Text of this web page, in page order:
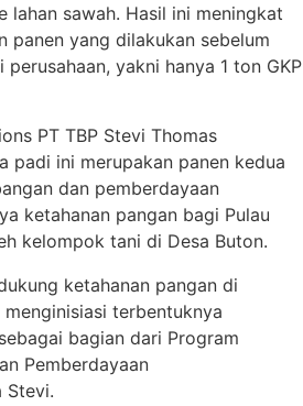
lahan sawah. Hasil ini meningkat
panen yang dilakukan sebelum
yakni hanya 1 ton GKP
PT TBP Stevi Thomas
padi ini merupakan panen kedua
dan pemberdayaan
ketahanan pangan bagi Pulau
kelompok tani di Desa Buton.
ketahanan pangan di
menginisiasi terbentuknya
bagian dari Program
Pemberdayaan
Stevi.